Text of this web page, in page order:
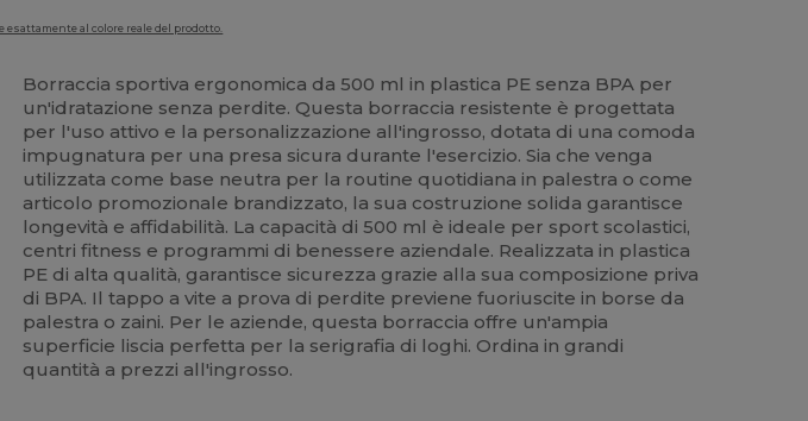
al colore reale del prodotto.
Borraccia sportiva ergonomica da 500 ml in plastica PE senza BPA per
un'idratazione senza perdite. Questa borraccia resistente è progettata
per l'uso attivo e la personalizzazione all'ingrosso, dotata di una comoda
impugnatura per una presa sicura durante l'esercizio. Sia che venga
utilizzata come base neutra per la routine quotidiana in palestra o come
articolo promozionale brandizzato, la sua costruzione solida garantisce
longevità e affidabilità. La capacità di 500 ml è ideale per sport scolastici,
centri fitness e programmi di benessere aziendale. Realizzata in plastica
PE di alta qualità, garantisce sicurezza grazie alla sua composizione priva
di BPA. Il tappo a vite a prova di perdite previene fuoriuscite in borse da
palestra o zaini. Per le aziende, questa borraccia offre un'ampia
superficie liscia perfetta per la serigrafia di loghi. Ordina in grandi
quantità a prezzi all'ingrosso.